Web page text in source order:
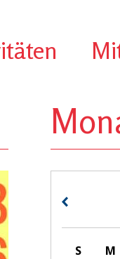
«
S M